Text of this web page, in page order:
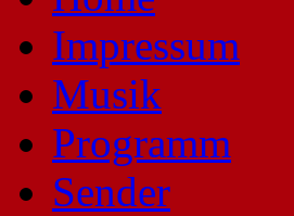
Impressum
Musik
Programm
Sender